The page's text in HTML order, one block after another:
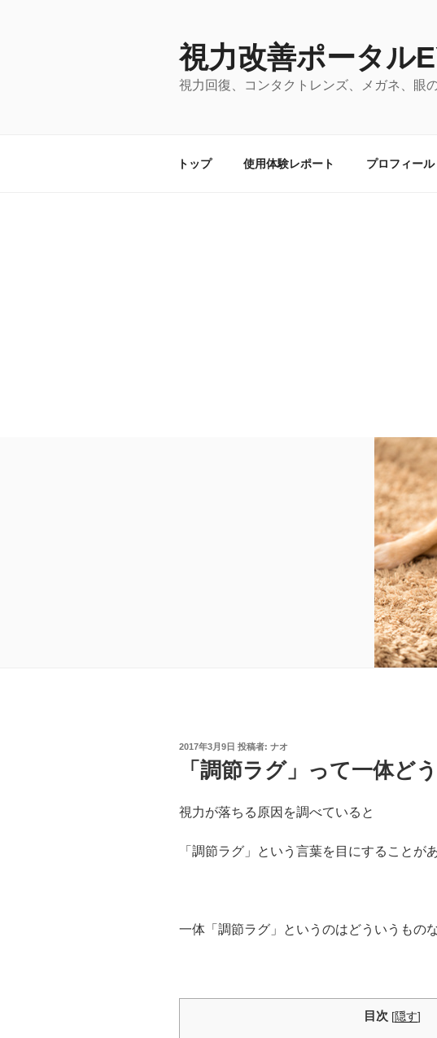
視力改善ポータル
視力回復、コンタクトレンズ、メガネ、眼
トップ 使用体験レポート プロフィール
投
2017年3月9日 投稿者: ナオ
「調節ラグ」って一体ど
視力が落ちる原因を調べていると
「調節ラグ」という言葉を目にすることが
一体「調節ラグ」というのはどういうもの
目次 [隠す]